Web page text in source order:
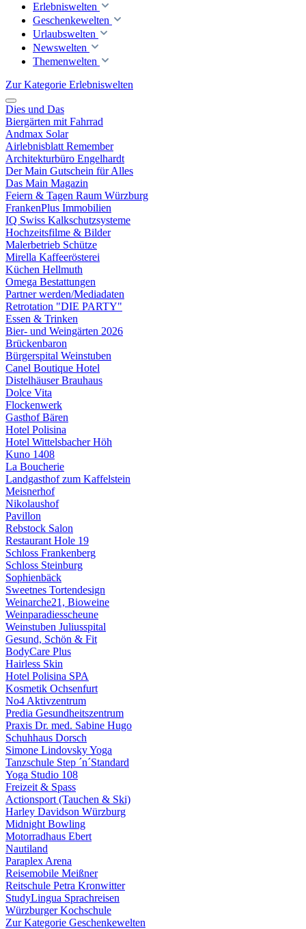
Erlebniswelten
Geschenkewelten
Urlaubswelten
Newswelten
Themenwelten
Zur Kategorie Erlebniswelten
Dies und Das
Biergärten mit Fahrrad
Andmax Solar
Airlebnisblatt Remember
Architekturbüro Engelhardt
Der Main Gutschein für Alles
Das Main Magazin
Feiern & Tagen Raum Würzburg
FrankenPlus Immobilien
IQ Swiss Kalkschutzsysteme
Hochzeitsfilme & Bilder
Malerbetrieb Schütze
Mirella Kaffeerösterei
Küchen Hellmuth
Omega Bestattungen
Partner werden/Mediadaten
Retrotation "DIE PARTY"
Essen & Trinken
Bier- und Weingärten 2026
Brückenbaron
Bürgerspital Weinstuben
Canel Boutique Hotel
Distelhäuser Brauhaus
Dolce Vita
Flockenwerk
Gasthof Bären
Hotel Polisina
Hotel Wittelsbacher Höh
Kuno 1408
La Boucherie
Landgasthof zum Kaffelstein
Meisnerhof
Nikolaushof
Pavillon
Rebstock Salon
Restaurant Hole 19
Schloss Frankenberg
Schloss Steinburg
Sophienbäck
Sweetnes Tortendesign
Weinarche21, Bioweine
Weinparadiesscheune
Weinstuben Juliusspital
Gesund, Schön & Fit
BodyCare Plus
Hairless Skin
Hotel Polisina SPA
Kosmetik Ochsenfurt
No4 Aktivzentrum
Predia Gesundheitszentrum
Praxis Dr. med. Sabine Hugo
Schuhhaus Dorsch
Simone Lindovsky Yoga
Tanzschule Step ´n´Standard
Yoga Studio 108
Freizeit & Spass
Actionsport (Tauchen & Ski)
Harley Davidson Würzburg
Midnight Bowling
Motorradhaus Ebert
Nautiland
Paraplex Arena
Reisemobile Meißner
Reitschule Petra Kronwitter
StudyLingua Sprachreisen
Würzburger Kochschule
Zur Kategorie Geschenkewelten